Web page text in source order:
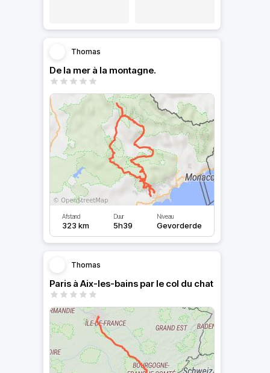
Thomas
De la mer à la montagne.
Afstand
323 km
Duur
5h39
Niveau
Gevorderde
Thomas
Paris à Aix-les-bains par le col du chat